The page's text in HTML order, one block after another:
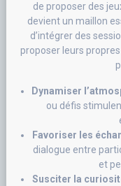
de proposer des
devient un maillon
d’intégrer des
proposer leurs
Dynamiser
ou défis
Favoriser les
dialogue entre
et
Susciter la